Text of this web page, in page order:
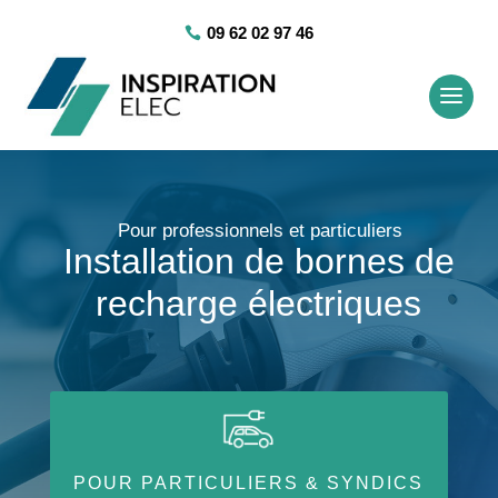
09 62 02 97 46
Pour professionnels et particuliers
Installation de bornes de
recharge électriques
POUR PARTICULIERS & SYNDICS